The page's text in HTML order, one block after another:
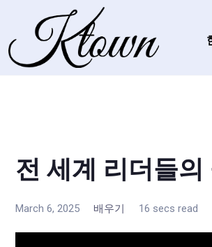
전 세계 리더들
March 6, 2025 배우기 16 secs read